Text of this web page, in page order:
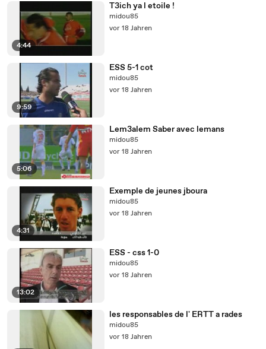
4:44
T3ich ya l etoile !
midou85
vor 18 Jahren
9:59
ESS 5-1 cot
midou85
vor 18 Jahren
5:06
Lem3alem Saber avec lemans
midou85
vor 18 Jahren
4:31
Exemple de jeunes jboura
midou85
vor 18 Jahren
13:02
ESS - css 1-0
midou85
vor 18 Jahren
les responsables de l' ERTT a rades
midou85
vor 18 Jahren